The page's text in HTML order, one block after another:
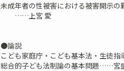
未成年者の性被害における被害開示の
……上宮 愛
●論説
こども家庭庁・こども基本法・生徒
総合的子ども法制論の基本問題……